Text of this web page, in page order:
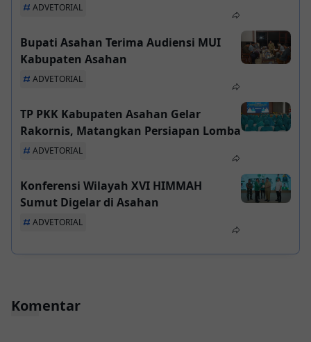
Persatuan Kabupaten Asahan Tahun
ADVETORIAL
Bupati Asahan Terima Audiensi MUI
Kabupaten Asahan
ADVETORIAL
TP PKK Kabupaten Asahan Gelar
Rakornis, Matangkan Persiapan Lomba
ADVETORIAL
Konferensi Wilayah XVI HIMMAH
Sumut Digelar di Asahan
ADVETORIAL
Komentar